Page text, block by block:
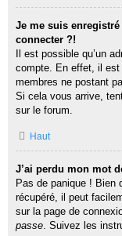
Je me suis
connecter ?!
Il est possible qu’un
compte. En effet, il est
membres ne postant
Si cela vous arrive,
sur le forum.
Haut
J’ai perdu mon mot
Pas de panique ! Bien
récupéré, il peut
sur la page de
passe. Suivez les